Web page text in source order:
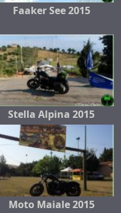
Faaker See 2015
Stella Alpina 2015
Moto Maiale 2015